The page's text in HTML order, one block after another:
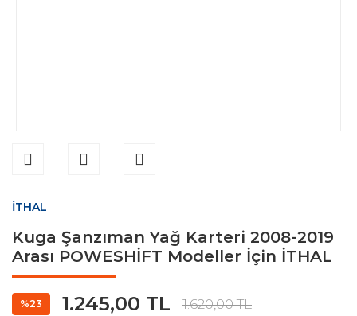
İTHAL
Kuga Şanzıman Yağ Karteri 2008-2019
Arası POWESHİFT Modeller İçin İTHAL
%23 1.245,00 TL 1.620,00 TL